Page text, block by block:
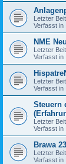
Letzter
Verfasst in
NME
Letzter
Verfasst in
Letzter
Verfasst in
Steuern
Letzter
Verfasst in
Brawa
Letzter
Verfasst in